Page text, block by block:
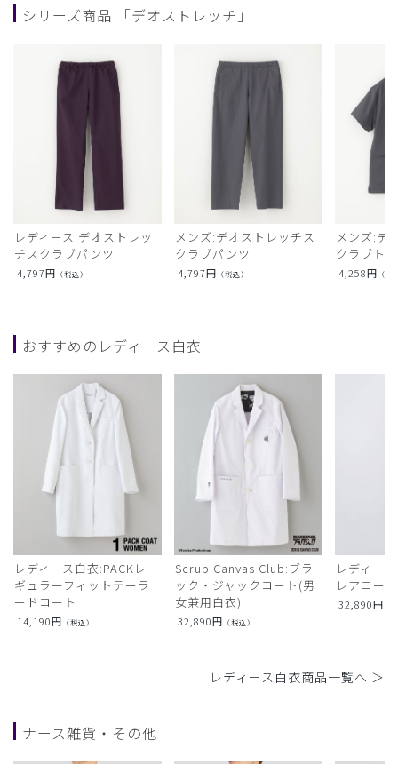
シリーズ商品 「デオストレッチ」
レディース:デオストレッ
チスクラブパンツ
4,797円 （税込）
メンズ:デオストレッチス
クラブパンツ
4,797円 （税込）
メンズ:デ
クラブト
4,258円 （税
おすすめのレディース白衣
レディース白衣:PACKレ
ギュラーフィットテーラ
ードコート
14,190円 （税込）
Scrub Canvas Club:ブラ
ック・ジャックコート(男
女兼用白衣)
32,890円 （税込）
レディー
レアコート
32,890円
レディース白衣商品一覧へ ＞
ナース雑貨・その他